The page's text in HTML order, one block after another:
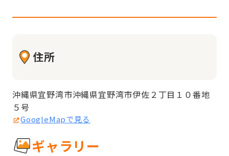
住所
沖縄県宜野湾市沖縄県宜野湾市伊佐２丁目１０番地
５号
GoogleMapで見る
ギャラリー